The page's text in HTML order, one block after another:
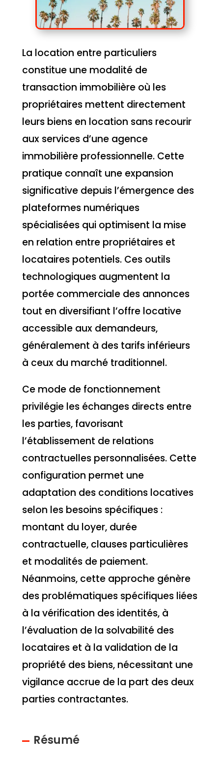
La location entre particuliers
constitue une modalité de
transaction immobilière où les
propriétaires mettent directement
leurs biens en location sans recourir
aux services d’une agence
immobilière professionnelle. Cette
pratique connaît une expansion
significative depuis l’émergence des
plateformes numériques
spécialisées qui optimisent la mise
en relation entre propriétaires et
locataires potentiels. Ces outils
technologiques augmentent la
portée commerciale des annonces
tout en diversifiant l’offre locative
accessible aux demandeurs,
généralement à des tarifs inférieurs
à ceux du marché traditionnel.
Ce mode de fonctionnement
privilégie les échanges directs entre
les parties, favorisant
l’établissement de relations
contractuelles personnalisées. Cette
configuration permet une
adaptation des conditions locatives
selon les besoins spécifiques :
montant du loyer, durée
contractuelle, clauses particulières
et modalités de paiement.
Néanmoins, cette approche génère
des problématiques spécifiques liées
à la vérification des identités, à
l’évaluation de la solvabilité des
locataires et à la validation de la
propriété des biens, nécessitant une
vigilance accrue de la part des deux
parties contractantes.
Résumé